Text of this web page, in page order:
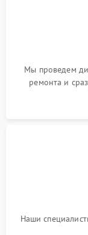
Мы проведем
ремонта и
Наши